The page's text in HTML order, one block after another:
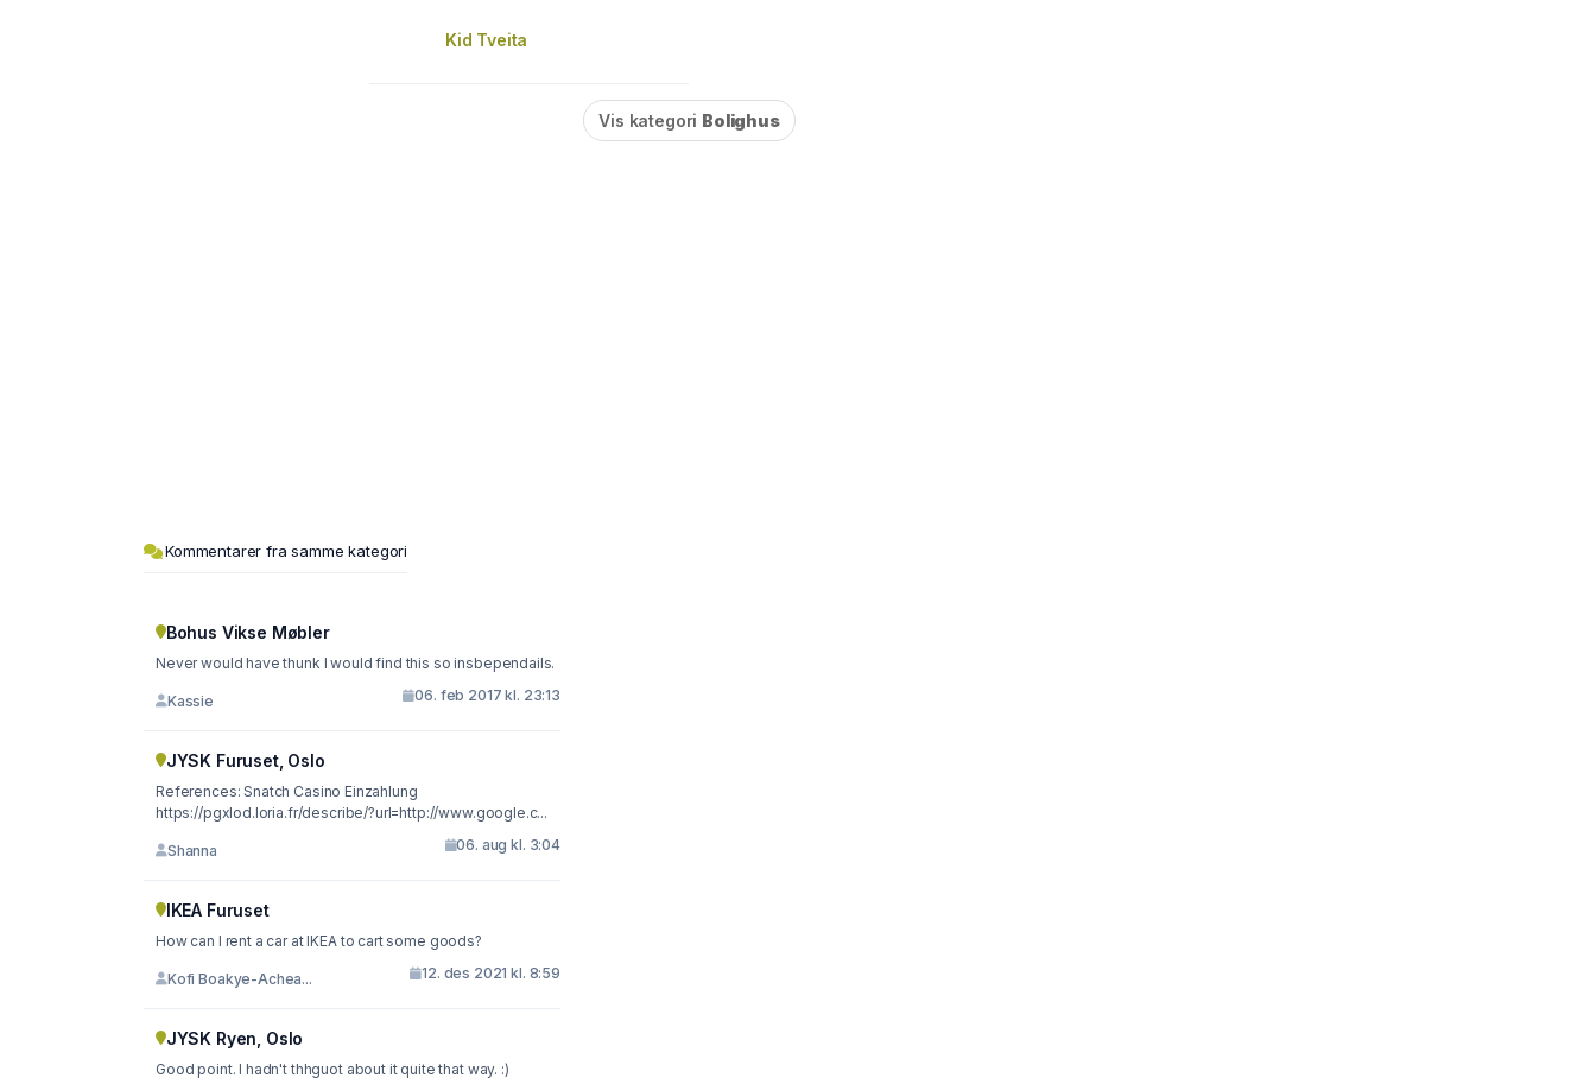
Kid Tveita
Vis kategori Bolighus
Kommentarer fra samme kategori
Bohus Vikse Møbler
Never would have thunk I would find this so insbependails.
Kassie 06. feb 2017 kl. 23:13
JYSK Furuset, Oslo
References: Snatch Casino Einzahlung
https://pgxlod.loria.fr/describe/?url=http://www.google.c...
Shanna 06. aug kl. 3:04
IKEA Furuset
How can I rent a car at IKEA to cart some goods?
Kofi Boakye-Achea... 12. des 2021 kl. 8:59
JYSK Ryen, Oslo
Good point. I hadn't thhguot about it quite that way. :)